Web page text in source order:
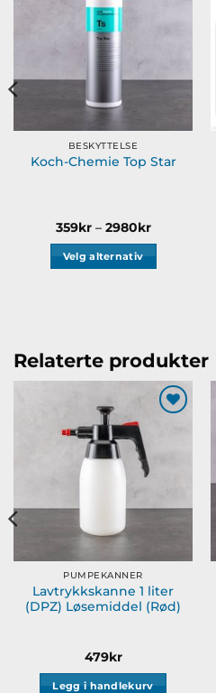
BESKYTTELSE
Koch-Chemie Top Star
359kr – 2980kr
Velg alternativ
varianter.
Alternativene
velges
på
produktsiden
Relaterte produkter
Legg til
ønskeliste
PUMPEKANNER
Lavtrykkskanne 1 liter
(DPZ) Løsemiddel (Rød)
479kr
Legg i handlekurv